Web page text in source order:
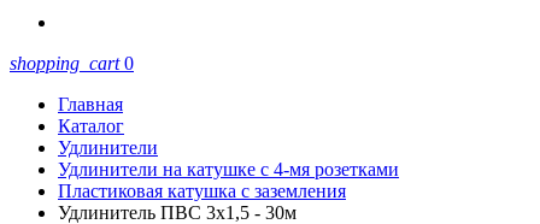
shopping_cart 0
Главная
Каталог
Удлинители
Удлинители на катушке с 4-мя розетками
Пластиковая катушка с заземления
Удлинитель ПВС 3х1,5 - 30м